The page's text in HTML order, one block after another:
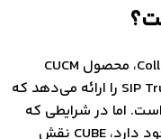
در پیاده‌سازی شبکه VOIP و Collaboration، محصول CUCM
به‌تنهایی قابلیت‌های پایه‌ای سرویس SIP Trunk را ارائه می‌دهد که
در شرایطی که
نیاز به برقراری ارتباط با خارج از سازمان وجود دارد، CUBE نقش